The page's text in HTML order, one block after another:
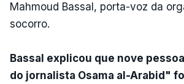
Mahmoud Bassal, porta-voz da
socorro.
Bassal explicou que nove
do jornalista Osama al-Arabid"